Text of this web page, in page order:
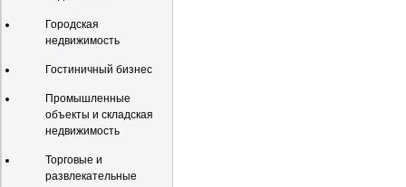
Городская
недвижимость
Гостиничный бизнес
Промышленные
объекты и складская
недвижимость
Торговые и
развлекательные